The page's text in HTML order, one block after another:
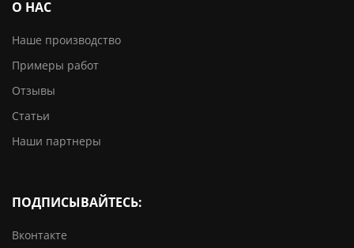
О НАС
Наше производство
Примеры работ
Отзывы
Статьи
Наши партнеры
ПОДПИСЫВАЙТЕСЬ:
Вконтакте